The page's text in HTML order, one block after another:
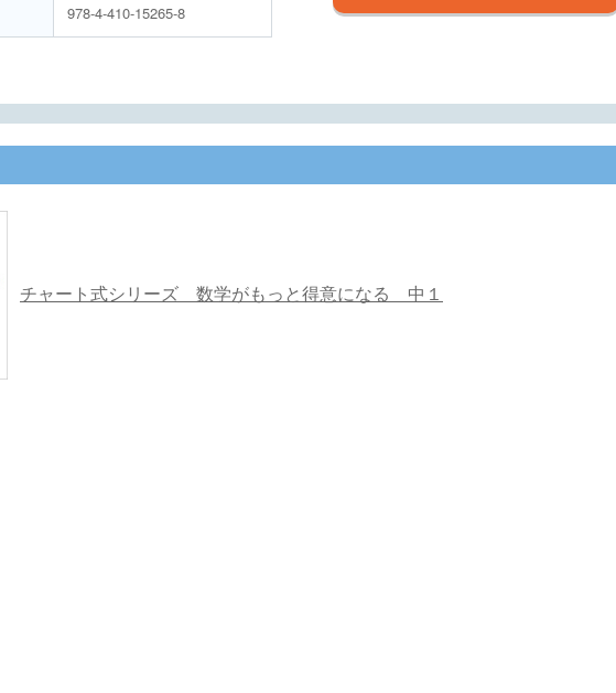
978-4-410-15265-8
チャート式シリーズ 数学がもっと得意になる 中１